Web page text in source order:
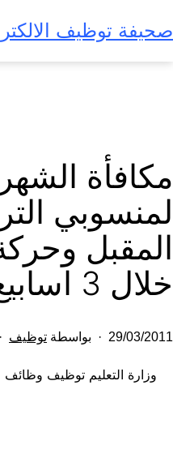
إلى
المحتوى
صحيفة توظيف
مكافأة
لمنسوبي
المقبل
خلال 3 اسابيع
تم
في
29/03/2011 بواسطة توظيف
وزارة التعليم توظيف وظائف